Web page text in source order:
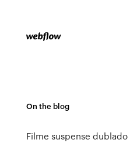
On the blog
Filme suspense dublado